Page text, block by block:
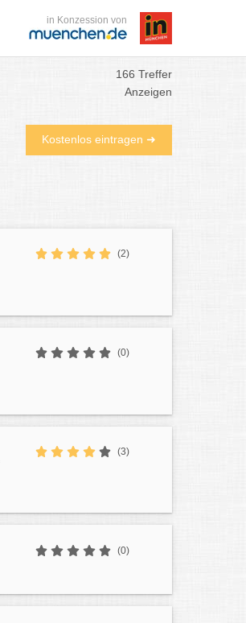
in Konzession von
166 Treffer
Anzeigen
Kostenlos eintragen ➜
(2)
(0)
(3)
(0)